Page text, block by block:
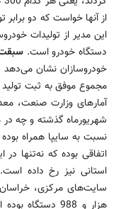
از آنها خواست كه دو
دستگاه خودرو است. سبقت
خودروسازان نشان می‌دهد
مجموع موفق به ثبت
آمارهای وزارت صنعت،
شهریورماه گذشته و چه
نسبت به سایپا همراه
اتفاقی بوده كه نه‌تنها
استانی نیز رخ داده